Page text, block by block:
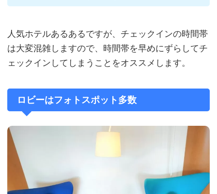
人気ホテルあるあるですが、チェックインの時間帯
は大変混雑しますので、時間帯を早めにずらしてチ
ェックインしてしまうことをオススメします。
ロビーはフォトスポット多数